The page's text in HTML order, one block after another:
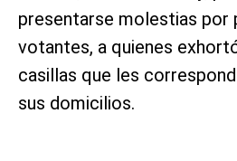
presentarse molestias por
votantes, a quienes
casillas que les
sus domicilios.